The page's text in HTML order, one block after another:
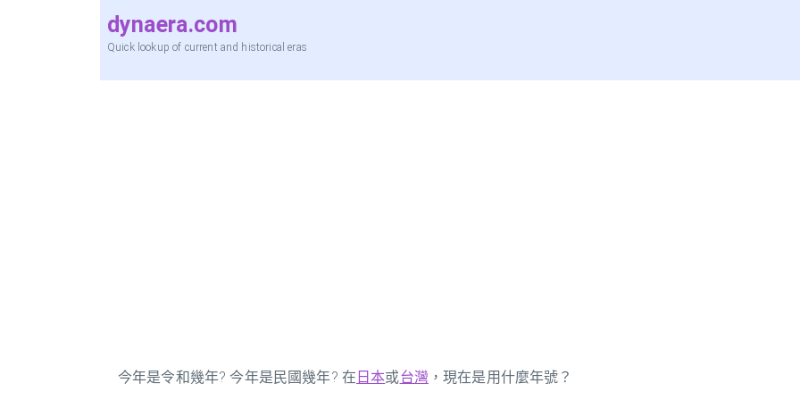
dynaera.com
Quick lookup of current and historical eras
今年是令和幾年? 今年是民國幾年? 在 日本或台灣 ，現在是用什麼年號？